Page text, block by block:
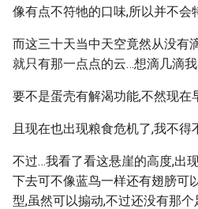
像有点不符牠的口味,所以并不会
而这三十天当中天空竟然从没有
就只有那一点点的云…想滴几滴我
要不是蛋壳有解渴功能,不然现在
且现在也出现粮食危机了,我不得
不过…我看了看这悬崖的高度,出
下去可不像蓝鸟一样还有翅膀可
型,虽然可以搧动,不过还没有那个